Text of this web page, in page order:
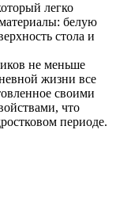
легко
белую
стола и
не меньше
жизни все
своими
что
периоде.